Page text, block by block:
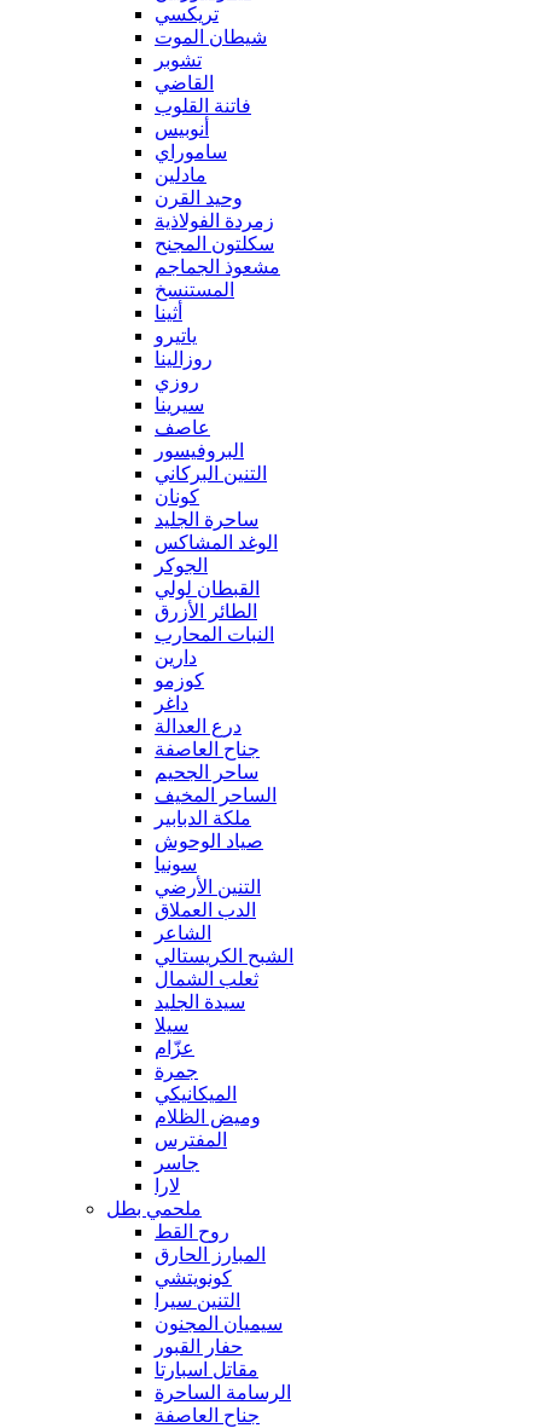
تريكسي
شيطان الموت
تشوبر
القاضي
فاتنة القلوب
أنوبيس
ساموراي
مادلين
وحيد القرن
زمردة الفولاذية
سكلتون المجنح
مشعوذ الجماجم
المستنسخ
أثينا
ياتيرو
روزالينا
روزي
سيرينا
عاصف
البروفيسور
التنين البركاني
كونان
ساحرة الجليد
الوغد المشاكس
الجوكر
القبطان لولي
الطائر الأزرق
النبات المحارب
دارين
كوزمو
داغر
درع العدالة
جناح العاصفة
ساحر الجحيم
الساحر المخيف
ملكة الدبابير
صياد الوحوش
سونيا
التنين الأرضي
الدب العملاق
الشاعر
الشبح الكريستالي
ثعلب الشمال
سيدة الجليد
سيلا
عزّام
جمرة
الميكانيكي
وميض الظلام
المفترس
جاسر
لارا
ملحمي بطل
روح القط
المبارز الحارق
كونويتشي
التنين سيرا
سيميان المجنون
حفار القبور
مقاتل اسبارتا
الرسامة الساحرة
جناح العاصفة